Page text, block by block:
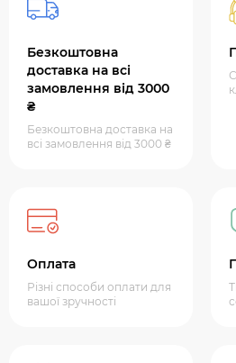
Безкоштовна
доставка на всі
замовлення від 3000
₴
Безкоштовна доставка на
всі замовлення від 3000 ₴
Оплата
Різні способи оплати для
вашої зручності